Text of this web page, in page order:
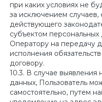
при каких условиях не
за исключением
действующего
субъектом
Оператору на передачу
исполнения
договору.
10.3. В случае выявления
данных, Пользователь
самостоятельно, путем